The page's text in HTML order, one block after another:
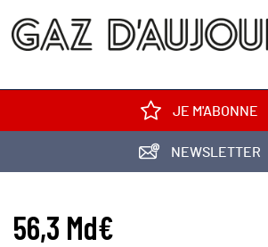
JE M'ABONNE
NEWSLETTER
56,3 Md€